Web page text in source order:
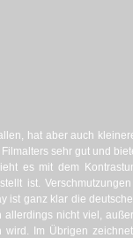
hat aber auch
sehr gut und
es mit dem
ist.
ist ganz klar die
nicht viel,
wird. Im Übrigen